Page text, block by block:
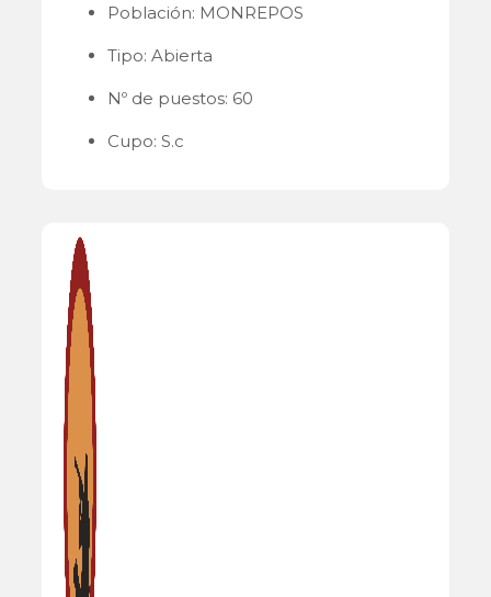
Población: MONREPOS
Tipo: Abierta
Nº de puestos: 60
Cupo: S.c